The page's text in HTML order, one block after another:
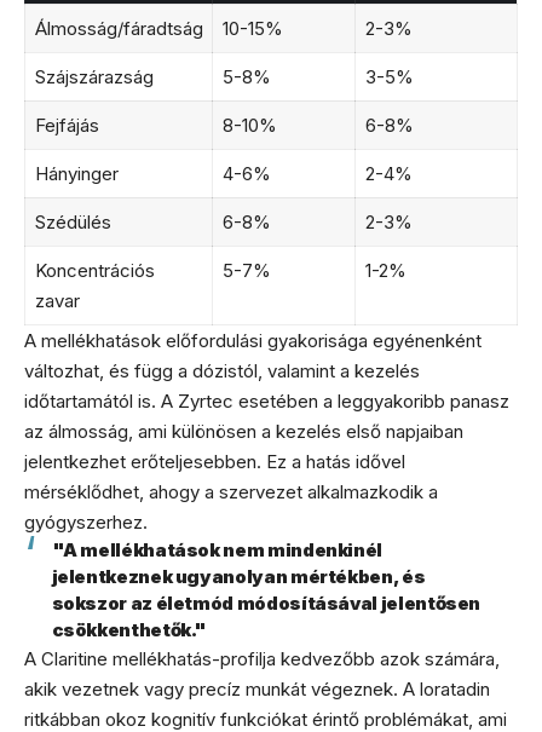
Álmosság/fáradtság 10-15% 2-3%
Szájszárazság 5-8% 3-5%
Fejfájás 8-10% 6-8%
Hányinger 4-6% 2-4%
Szédülés 6-8% 2-3%
Koncentrációs
zavar
5-7% 1-2%
A mellékhatások előfordulási gyakorisága egyénenként
változhat, és függ a dózistól, valamint a kezelés
időtartamától is. A Zyrtec esetében a leggyakoribb panasz
az álmosság, ami különösen a kezelés első napjaiban
jelentkezhet erőteljesebben. Ez a hatás idővel
mérséklődhet, ahogy a szervezet alkalmazkodik a
gyógyszerhez.
"A mellékhatások nem mindenkinél
jelentkeznek ugyanolyan mértékben, és
sokszor az életmód módosításával jelentősen
csökkenthetők."
A Claritine mellékhatás-profilja kedvezőbb azok számára,
akik vezetnek vagy precíz munkát végeznek. A loratadin
ritkábban okoz kognitív funkciókat érintő problémákat, ami